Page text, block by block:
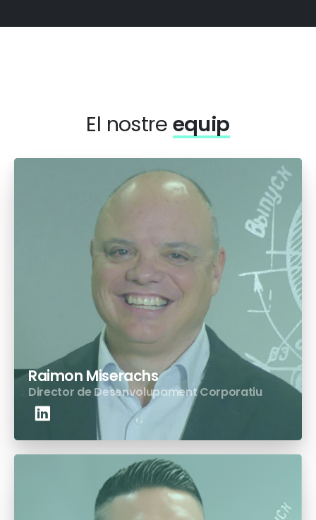
El nostre equip
Raimon Miserachs
Director de Desenvolupament Corporatiu